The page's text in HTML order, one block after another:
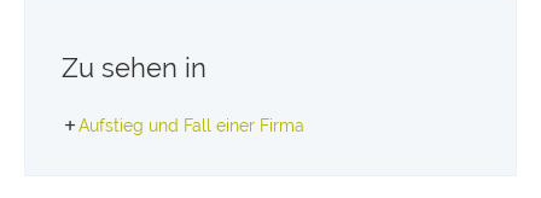
Zu sehen in
Aufstieg und Fall einer Firma